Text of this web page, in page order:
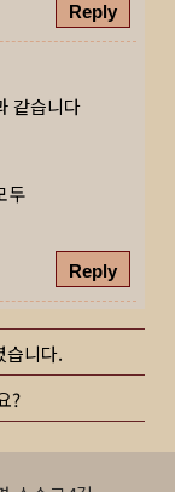
Reply
같습니다
두
Reply
습니다.
?